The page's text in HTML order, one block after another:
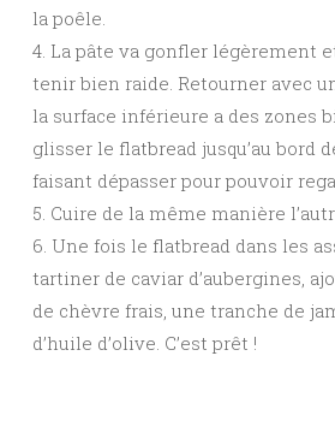
la poêle.
4. La pâte va gonfler légèrement
tenir bien raide. Retourner avec
la surface inférieure a des zones
glisser le flatbread jusqu’au bord
faisant dépasser pour pouvoir
5. Cuire de la même manière
6. Une fois le flatbread dans les
tartiner de caviar d’aubergines,
de chèvre frais, une tranche de
d’huile d’olive. C’est prêt !